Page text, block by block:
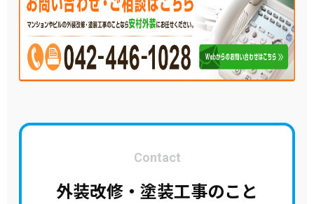
Contact
外装改修・塗装工事のこと